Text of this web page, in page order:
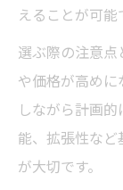
えることが可能
選ぶ際の注意
や価格が高め
しながら計画
能、拡張性な
が大切です。